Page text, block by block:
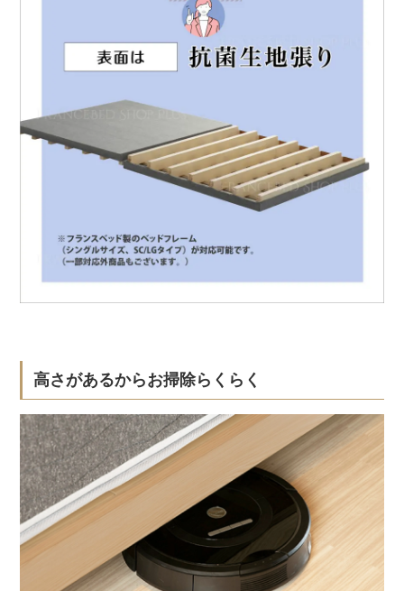
高さがあるからお掃除らくらく